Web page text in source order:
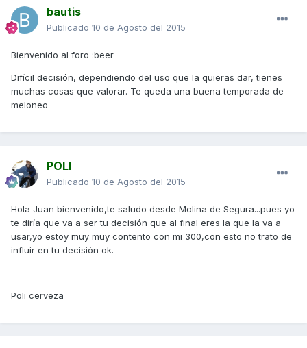
bautis
Publicado 10 de Agosto del 2015
Bienvenido al foro :beer
Difícil decisión, dependiendo del uso que la quieras dar, tienes
muchas cosas que valorar. Te queda una buena temporada de
meloneo
POLI
Publicado 10 de Agosto del 2015
Hola Juan bienvenido,te saludo desde Molina de Segura...pues yo
te diría que va a ser tu decisión que al final eres la que la va a
usar,yo estoy muy muy contento con mi 300,con esto no trato de
influir en tu decisión ok.
Poli cerveza_